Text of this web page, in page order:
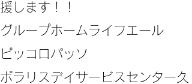
援します！！
グループホームライフエール
ピッコロパッソ
ポラリスデイサービスセンター久